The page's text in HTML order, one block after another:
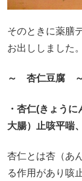
そのときに薬膳
お出ししました。
～ 杏仁豆腐
・杏仁(きょう
大腸）止咳平喘
杏仁とは杏（あ
る作用があり咳